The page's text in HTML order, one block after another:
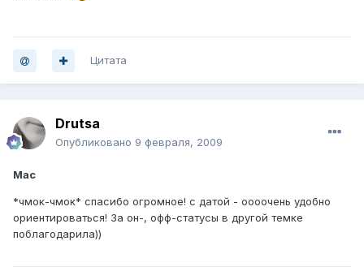
Цитата
Drutsa
Опубликовано 9 февраля, 2009
Mac
*чмок-чмок* спасибо огромное! с датой - оооочень удобно
ориентироваться! За он-, офф-статусы в другой темке
поблагодарила))